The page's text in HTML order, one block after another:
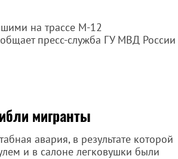
на трассе М-12
пресс-служба ГУ МВД России
мигранты
авария, в результате которой
и в салоне легковушки были